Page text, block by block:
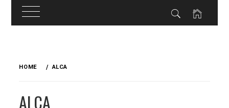
HOME ALCA
ALCA